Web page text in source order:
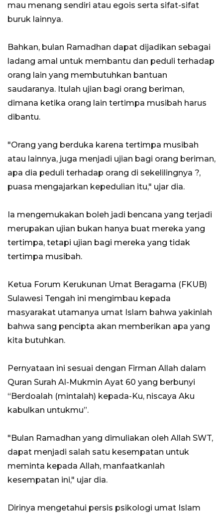
mau menang sendiri atau egois serta sifat-sifat
buruk lainnya.
Bahkan, bulan Ramadhan dapat dijadikan sebagai
ladang amal untuk membantu dan peduli terhadap
orang lain yang membutuhkan bantuan
saudaranya. Itulah ujian bagi orang beriman,
dimana ketika orang lain tertimpa musibah harus
dibantu.
"Orang yang berduka karena tertimpa musibah
atau lainnya, juga menjadi ujian bagi orang beriman,
apa dia peduli terhadap orang di sekelilingnya ?,
puasa mengajarkan kepedulian itu," ujar dia.
Ia mengemukakan boleh jadi bencana yang terjadi
merupakan ujian bukan hanya buat mereka yang
tertimpa, tetapi ujian bagi mereka yang tidak
tertimpa musibah.
Ketua Forum Kerukunan Umat Beragama (FKUB)
Sulawesi Tengah ini mengimbau kepada
masyarakat utamanya umat Islam bahwa yakinlah
bahwa sang pencipta akan memberikan apa yang
kita butuhkan.
Pernyataan ini sesuai dengan Firman Allah dalam
Quran Surah Al-Mukmin Ayat 60 yang berbunyi
“Berdoalah (mintalah) kepada-Ku, niscaya Aku
kabulkan untukmu”.
"Bulan Ramadhan yang dimuliakan oleh Allah SWT,
dapat menjadi salah satu kesempatan untuk
meminta kepada Allah, manfaatkanlah
kesempatan ini," ujar dia.
Dirinya mengetahui persis psikologi umat Islam